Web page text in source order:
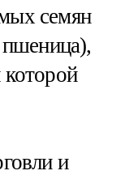
семян
пшеница),
и